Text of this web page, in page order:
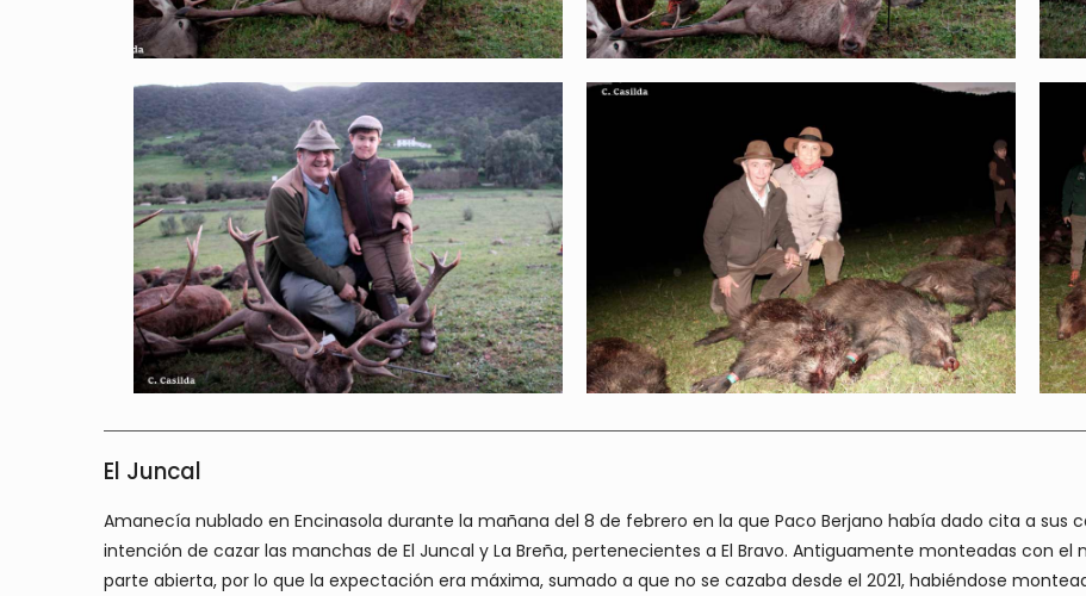
El Juncal
Amanecía nublado en Encinasola durante la mañana del 8 de febrero en la que Paco Berjano había dado cita a sus
intención de cazar las manchas de El Juncal y La Breña, pertenecientes a El Bravo. Antiguamente monteadas con
parte abierta, por lo que la expectación era máxima, sumado a que no se cazaba desde el 2021, habiéndose